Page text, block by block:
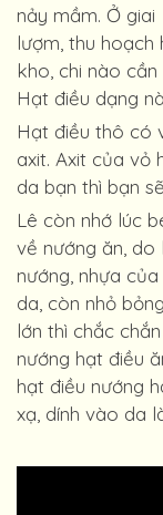
nảy mầm. Ở
lượm, thu
kho, chi nào
Hạt điều dạng
Hạt điều thô có
axit. Axit của vỏ
da bạn thì bạn
Lê còn nhớ lúc
về nướng ăn,
nướng, nhựa
da, còn nhỏ
lớn thì chắc
nướng hạt điều
hạt điều nướng
xạ, dính vào da